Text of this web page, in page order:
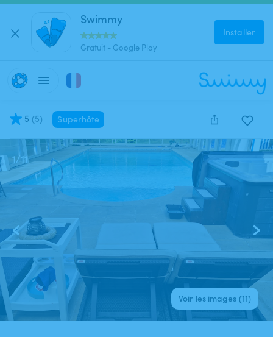
Swimmy
Gratuit - Google Play
Installer
5 (5) Superhôte
1/11
Voir les images (11)